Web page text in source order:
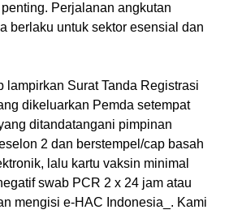
Perjalanan angkutan
berlaku untuk sektor esensial dan
lampirkan Surat Tanda Registrasi
dikeluarkan Pemda setempat
ditandatangani pimpinan
2 dan berstempel/cap basah
lalu kartu vaksin minimal
swab PCR 2 x 24 jam atau
mengisi e-HAC Indonesia_. Kami